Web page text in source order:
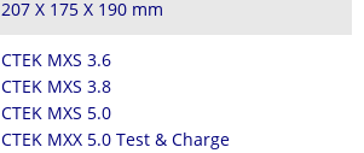
207 X 175 X 190 mm
CTEK MXS 3.6
CTEK MXS 3.8
CTEK MXS 5.0
CTEK MXX 5.0 Test & Charge